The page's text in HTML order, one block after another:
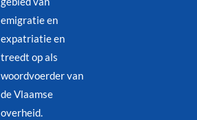
emigratie en
expatriatie en
treedt op als
woordvoerder van
de Vlaamse
overheid.